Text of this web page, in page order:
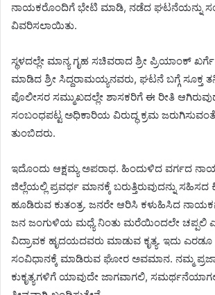
ನಾಯಕರೊಂದಿಗೆ ಭೇಟಿ ಮಾಡಿ, ನಡೆದ ಘಟನೆಯನ್ನು
ವಿವರಿಸಲಾಯಿತು.
ಸ್ಥಳದಲ್ಲೇ ಮಾನ್ಯ ಗೃಹ ಸಚಿವರಾದ ಶ್ರೀ ಪ್ರಿಯಾಂಕ್
ಮಾಡಿದ ಶ್ರೀ ಸಿದ್ದರಾಮಯ್ಯನವರು, ಘಟನೆ ಬಗ್ಗೆ ಸೂಕ್ತ
ಪೊಲೀಸರ ಸಮ್ಮುಖದಲ್ಲೇ ಶಾಸಕರಿಗೆ ಈ ರೀತಿ
ಸಂಬಂಧಪಟ್ಟ ಅಧಿಕಾರಿಯ ವಿರುದ್ಧ ಕ್ರಮ
ತುಂಬಿದರು.
ಇದೊಂದು ಆಕ್ಷಮ್ಯ ಅಪರಾಧ. ಹಿಂದುಳಿದ ವರ್ಗದ
ಜಿಲ್ಲೆಯಲ್ಲಿ ಪ್ರವರ್ಧ ಮಾನಕ್ಕೆ ಬರುತ್ತಿರುವುದನ್ನು ಸಹಿಸದ
ಹೂಡಿರುವ ಕುತಂತ್ರ. ಜನರೇ ಆರಿಸಿ ಕಳುಹಿಸಿದ
ಜನ ಜಂಗುಳಿಯ ಮಧ್ಯೆ ನಿಂತು ಮರೆಯಿಂದಲೇ ಚಪ್ಪಲಿ
ವಿದ್ರಾವಕ ಹೃದಯದವರು ಮಾಡುವ ಕೃತ್ಯ. ಇದು ಎರಡೂ
ಸಂವಿಧಾನಕ್ಕೆ ಮಾಡಿರುವ ಘೋರ ಅವಮಾನ. ನಮ್ಮ
ಕುಕೃತ್ಯಗಳಿಗೆ ಯಾವುದೇ ಜಾಗವಾಗಲಿ, ಸಮರ್ಥನೆಯಾಗಲಿ